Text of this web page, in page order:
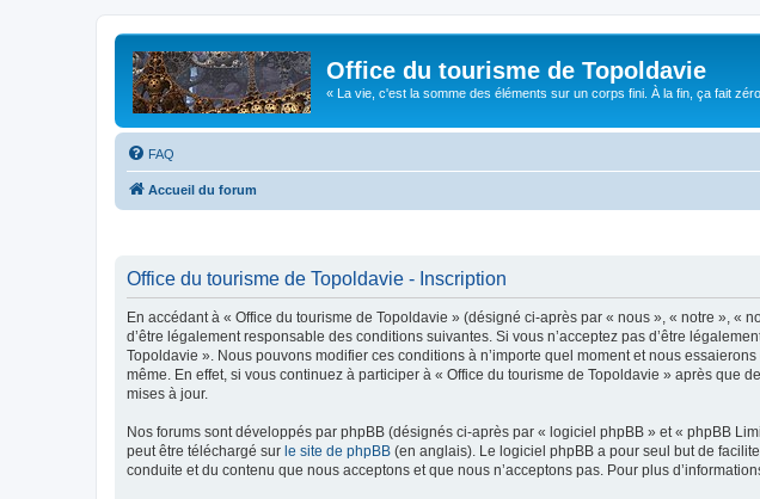
Office du tourisme de Topoldavie
« La vie, c'est la somme des éléments sur un corps fini. À la fin, ça fait
FAQ
Accueil du forum
Office du tourisme de Topoldavie - Inscription
En accédant à « Office du tourisme de Topoldavie » (désigné ci-après par « nous », « notre »,
d’être légalement responsable des conditions suivantes. Si vous n’acceptez pas d’être
Topoldavie ». Nous pouvons modifier ces conditions à n’importe quel moment et nous
même. En effet, si vous continuez à participer à « Office du tourisme de Topoldavie » après que
mises à jour.
Nos forums sont développés par phpBB (désignés ci-après par « logiciel phpBB » et « phpBB
peut être téléchargé sur le site de phpBB (en anglais). Le logiciel phpBB a pour seul but de
conduite et du contenu que nous acceptons et que nous n’acceptons pas. Pour plus